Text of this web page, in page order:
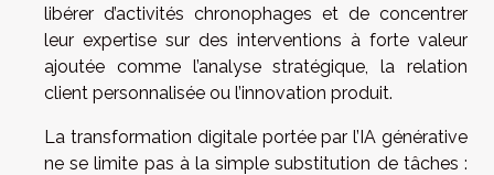
libérer d’activités chronophages et de concentrer
leur expertise sur des interventions à forte valeur
ajoutée comme l’analyse stratégique, la relation
client personnalisée ou l’innovation produit.
La transformation digitale portée par l’IA générative
ne se limite pas à la simple substitution de tâches :